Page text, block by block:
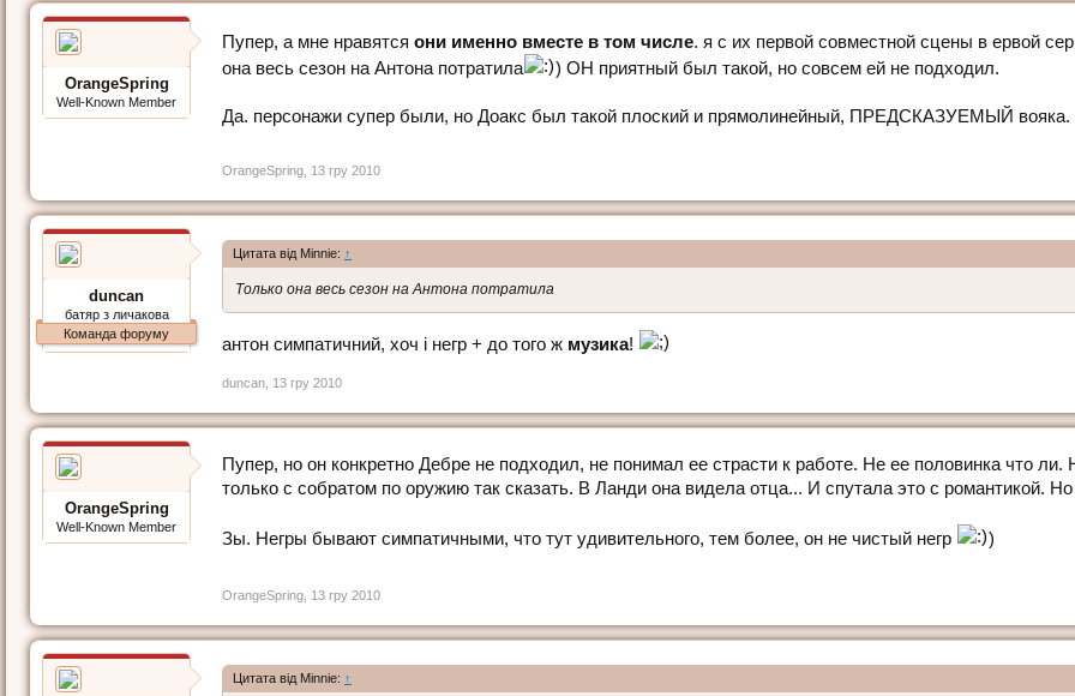
OrangeSpring
Well-Known Member
Пупер, а мне нравятся они именно вместе в том числе. я с их первой совместной сцены в ервой
она весь сезон на Антона потратила
) ОН приятный был такой, но совсем ей не подходил.
Да. персонажи супер были, но Доакс был такой плоский и прямолинейный, ПРЕДСКАЗУЕМЫЙ вояка.
OrangeSpring 13 гру 2010
duncan
батяр з личакова
Команда форуму
Цитата від Minnie: ↑
Только она весь сезон на Антона потратила
антон симпатичний, хоч і негр + до того ж музика!
duncan 13 гру 2010
OrangeSpring
Well-Known Member
Пупер, но он конкретно Дебре не подходил, не понимал ее страсти к работе. Не ее половинка что
только с собратом по оружию так сказать. В Ланди она видела отца... И спутала это с романтикой.
Зы. Негры бывают симпатичными, что тут удивительного, тем более, он не чистый негр )
OrangeSpring 13 гру 2010
Цитата від Minnie: ↑